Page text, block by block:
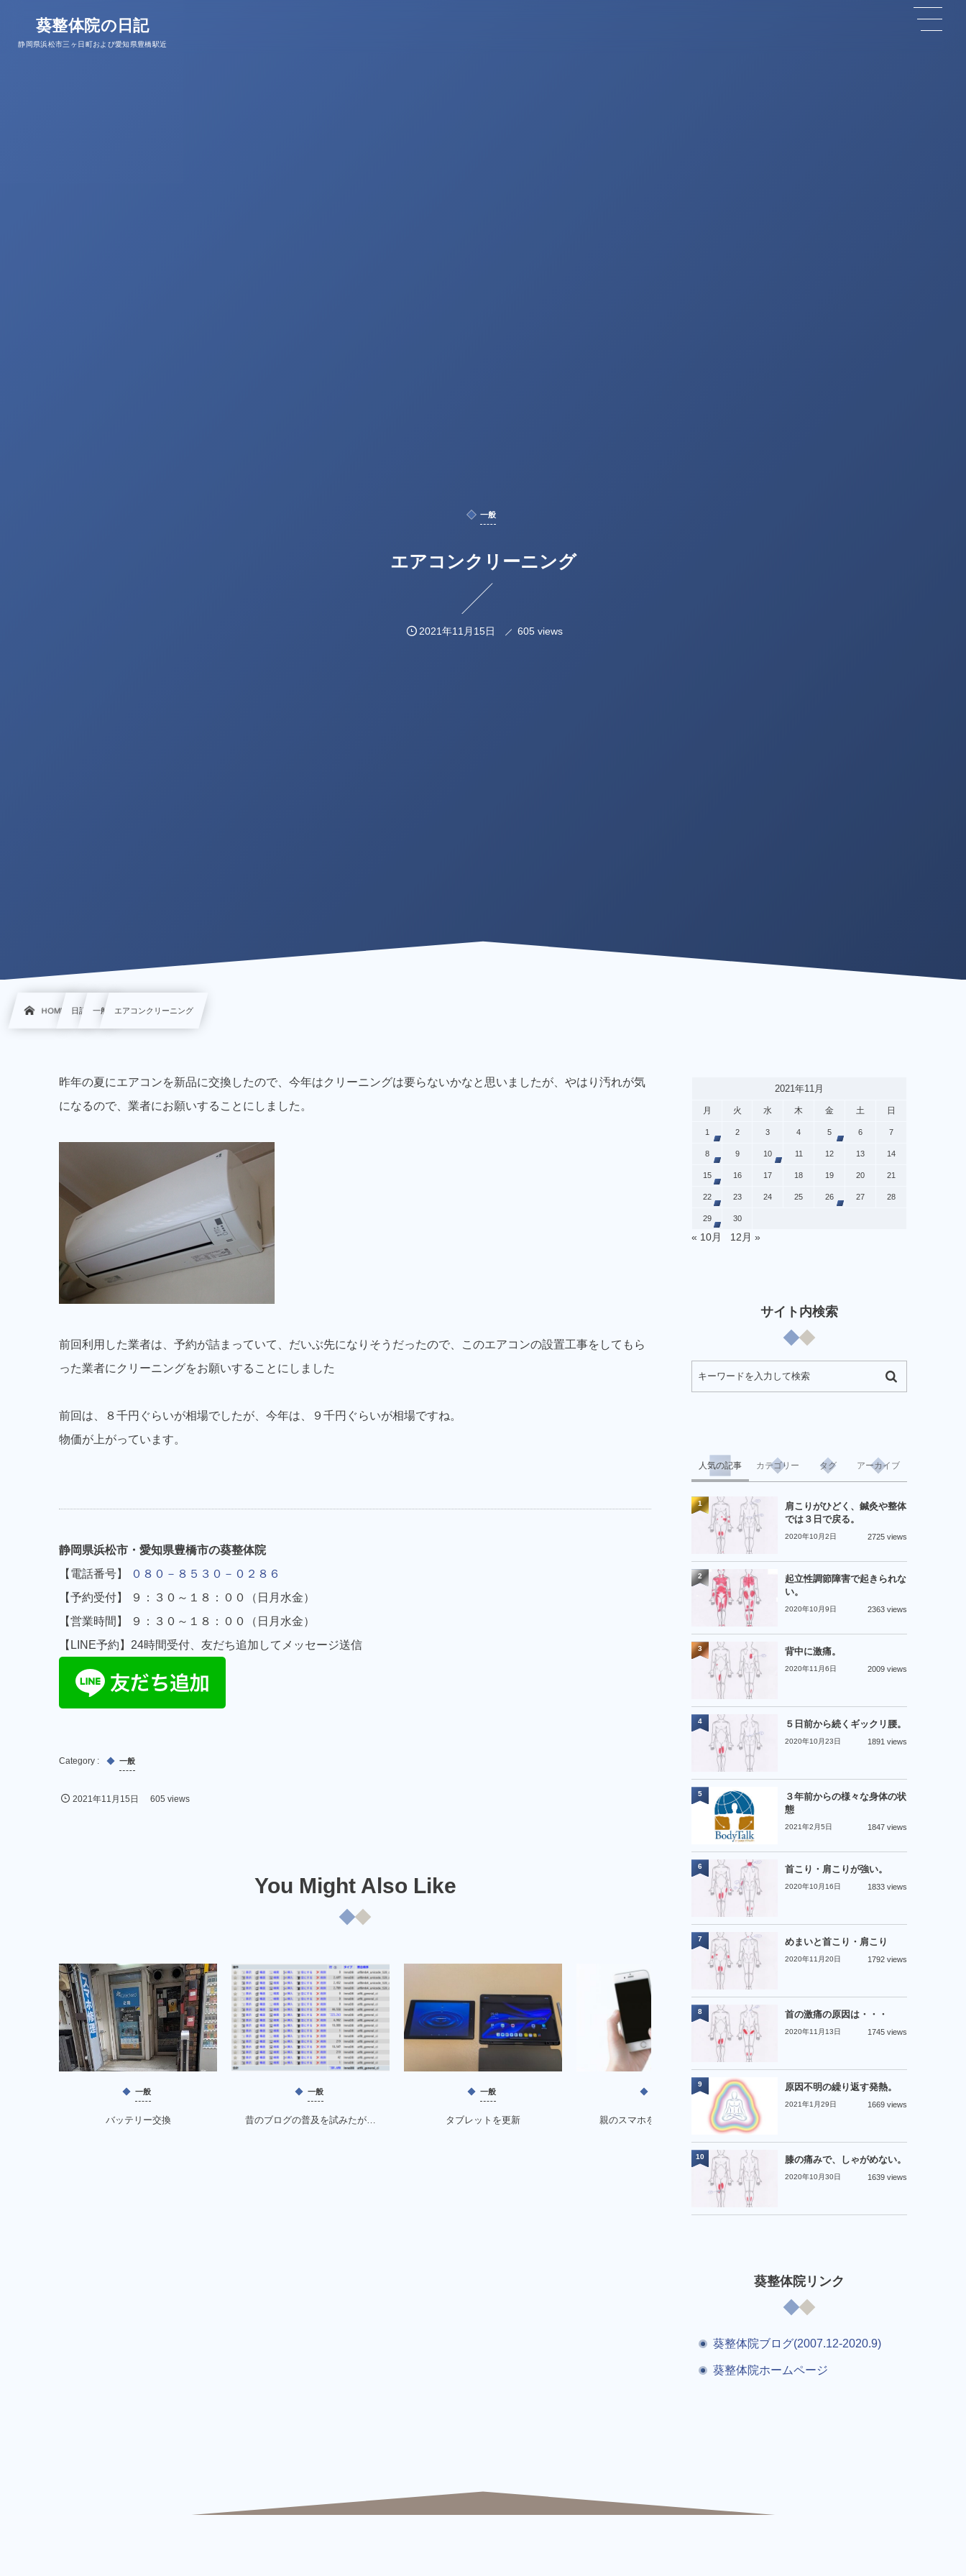
葵整体院の日記
静岡県浜松市三ヶ日町および愛知県豊橋駅近
一般
エアコンクリーニング
2021年11月15日 605 views
HOME 日記 一般 エアコンクリーニング
昨年の夏にエアコンを新品に交換したので、今年はクリーニングは要らないかなと思いましたが、やはり汚れが気
になるので、業者にお願いすることにしました。
前回利用した業者は、予約が詰まっていて、だいぶ先になりそうだったので、このエアコンの設置工事をしてもら
った業者にクリーニングをお願いすることにしました
前回は、８千円ぐらいが相場でしたが、今年は、９千円ぐらいが相場ですね。
物価が上がっています。
静岡県浜松市・愛知県豊橋市の葵整体院
【電話番号】
０８０－８５３０－０２８６
【予約受付】 ９：３０～１８：００（日月水金）
【営業時間】 ９：３０～１８：００（日月水金）
【LINE予約】24時間受付、友だち追加してメッセージ送信
一般
2021年11月15日 605 views
You Might Also Like
一般
バッテリー交換
一般
昔のブログの普及を試みたが…
一般
タブレットを更新 親のスマホを更新したら…
一般
あけましておめでとうございます。
2021年11月
月 火 水 木 金 土 日
1 2 3 4 5 6 7
8 9 10 11 12 13 14
15 16 17 18 19 20 21
22 23 24 25 26 27 28
29 30
« 10月 12月 »
サイト内検索
人気の記事 カテゴリー タグ アーカイブ
肩こりがひどく、鍼灸や整体
では３日で戻る。
2020年10月2日 2725 views
1
起立性調節障害で起きられな
い。
2020年10月9日 2363 views
2
背中に激痛。
2020年11月6日 2009 views
3
５日前から続くギックリ腰。
2020年10月23日 1891 views
4
３年前からの様々な身体の状
態
2021年2月5日 1847 views
5
首こり・肩こりが強い。
2020年10月16日 1833 views
6
めまいと首こり・肩こり
2020年11月20日 1792 views
7
首の激痛の原因は・・・
2020年11月13日 1745 views
8
原因不明の繰り返す発熱。
2021年1月29日 1669 views
9
膝の痛みで、しゃがめない。
2020年10月30日 1639 views
10
葵整体院リンク
葵整体院ブログ(2007.12-2020.9)
葵整体院ホームページ